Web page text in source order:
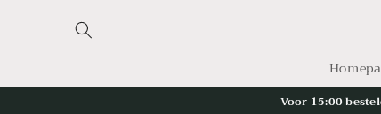
naar de
content
Voor 15:00